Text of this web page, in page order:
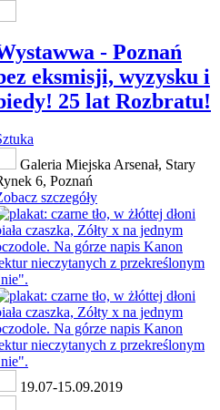
- Poznań
eksmisji, wyzysku i
25 lat Rozbratu!
Galeria Miejska Arsenał, Stary
6, Poznań
szczegóły
19.07-15.09.2019